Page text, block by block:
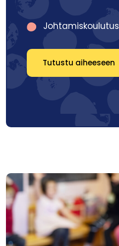
Johtamiskoulutus
Tutustu aiheeseen